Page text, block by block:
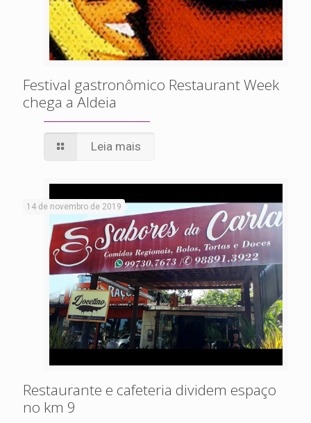
Festival gastronômico Restaurant Week
chega a Aldeia
Leia mais
14 de novembro de 2019
Restaurante e cafeteria dividem espaço
no km 9